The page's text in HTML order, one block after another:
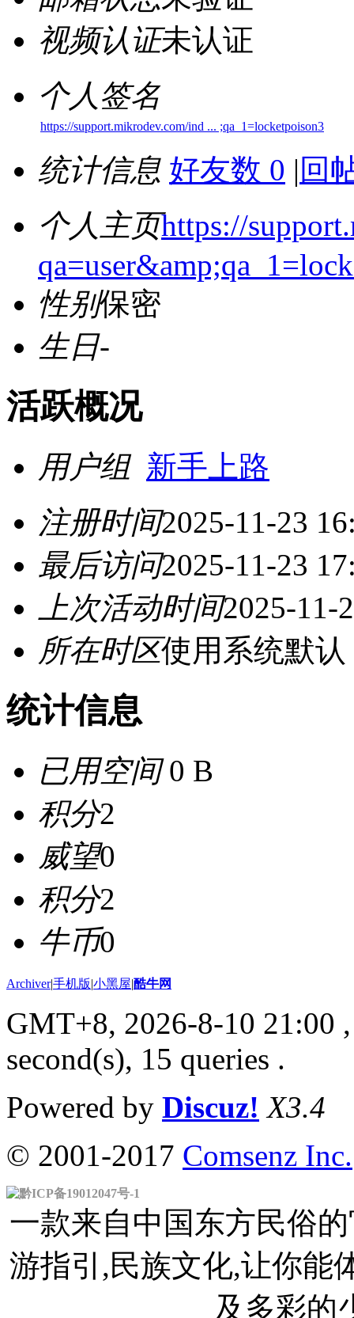
视频认证未认证
个人签名
https://support.mikrodev.com/ind ... ;qa_1=locketpoison3
统计信息 好友数 0 | 回
个人主页https://
性别保密
生日-
活跃概况
用户组 新手上路
注册时间2025-11-23
最后访问2025-11-23
上次活动时间2025-11-
所在时区使用系统默认
统计信息
已用空间0 B
积分2
威望0
积分2
牛币0
Archiver|手机版|小黑屋|酷牛网
GMT+8, 2026-8-10 21:00
second(s), 15 queries .
Powered by Discuz! X3.4
© 2001-2017 Comsenz Inc.
黔ICP备19012047号-1
一款来自中国东方民俗
游指引,民族文化,让你能
及多彩的